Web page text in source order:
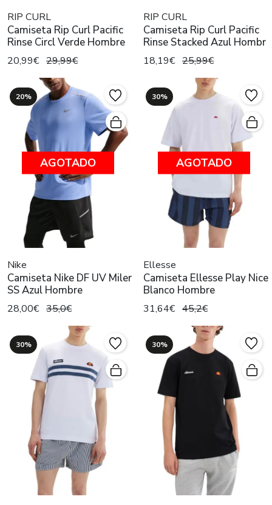
RIP CURL
Camiseta Rip Curl Pacific
Rinse Circl Verde Hombre
20,99€ 29,99€
RIP CURL
Camiseta Rip Curl Pacific
Rinse Stacked Azul Hombr
18,19€ 25,99€
20%
AGOTADO
Nike
Camiseta Nike DF UV Miler
SS Azul Hombre
28,00€ 35,0€
30%
AGOTADO
Ellesse
Camiseta Ellesse Play Nice
Blanco Hombre
31,64€ 45,2€
30% 30%